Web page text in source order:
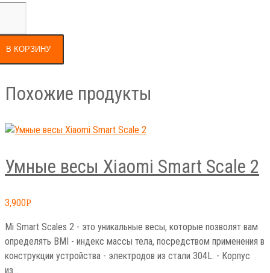
В КОРЗИНУ
Похожие продукты
Умные весы Xiaomi Smart Scale 2
3,900Р
Mi Smart Scales 2 - это уникальные весы, которые позволят вам
определять BMI - индекс массы тела, посредством применения в
конструкции устройства - электродов из стали 304L. - Корпус
из…